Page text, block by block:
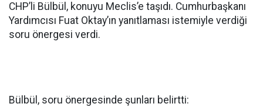
CHP’li Bülbül, konuyu Meclis’e taşıdı. Cumhurbaşkanı
Yardımcısı Fuat Oktay’ın yanıtlaması istemiyle verdiği
soru önergesi verdi.
Bülbül, soru önergesinde şunları belirtti: